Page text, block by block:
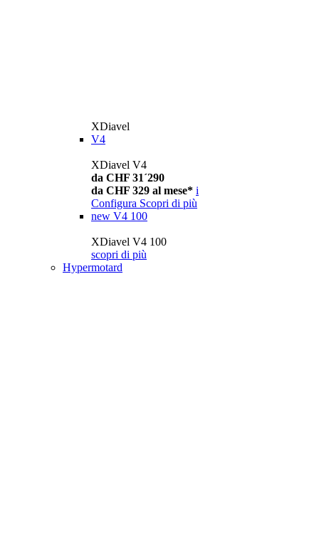
XDiavel
V4
XDiavel V4
da CHF 31´290
da CHF 329 al mese* i
Configura Scopri di più
new V4 100
XDiavel V4 100
scopri di più
Hypermotard